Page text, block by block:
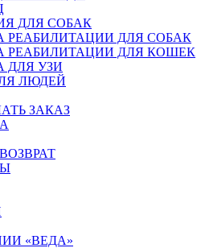
ДЛЯ СОБАК
РЕАБИЛИТАЦИИ ДЛЯ СОБАК
РЕАБИЛИТАЦИИ ДЛЯ КОШЕК
ДЛЯ УЗИ
ЛЮДЕЙ
ЗАКАЗ
«ВЕДА»